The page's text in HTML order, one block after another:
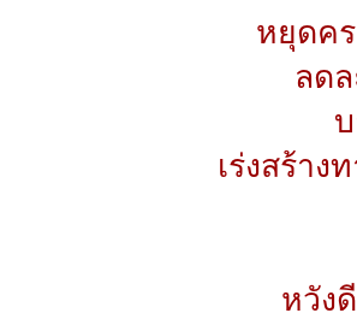
หยุดค
ลด
เร่งสร้าง
หวัง